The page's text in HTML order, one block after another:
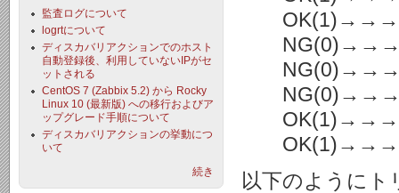
NG(0)→→→→→
OK(1)→→→→→
以下のようにト
監査ログについて
logrtについて
ディスカバリアクションでのホスト
自動登録後、利用していないIPがセ
ットされる
CentOS 7 (Zabbix 5.2) から Rocky
Linux 10 (最新版) への移行およびア
ップグレード手順について
ディスカバリアクションの挙動につ
いて
続き